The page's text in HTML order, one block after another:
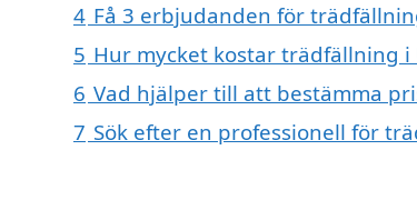
4 Få 3 erbjudanden för
5 Hur mycket kostar trädfällning i
6 Vad hjälper till att bestämma
7 Sök efter en professionell för